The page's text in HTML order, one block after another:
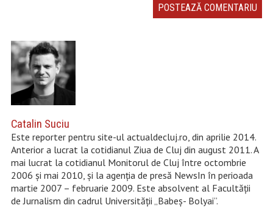
Catalin Suciu
Este reporter pentru site-ul actualdecluj.ro, din aprilie 2014.
Anterior a lucrat la cotidianul Ziua de Cluj din august 2011. A
mai lucrat la cotidianul Monitorul de Cluj între octombrie
2006 și mai 2010, şi la agenţia de presă NewsIn în perioada
martie 2007 – februarie 2009. Este absolvent al Facultății
de Jurnalism din cadrul Universităţii „Babeș- Bolyai”.